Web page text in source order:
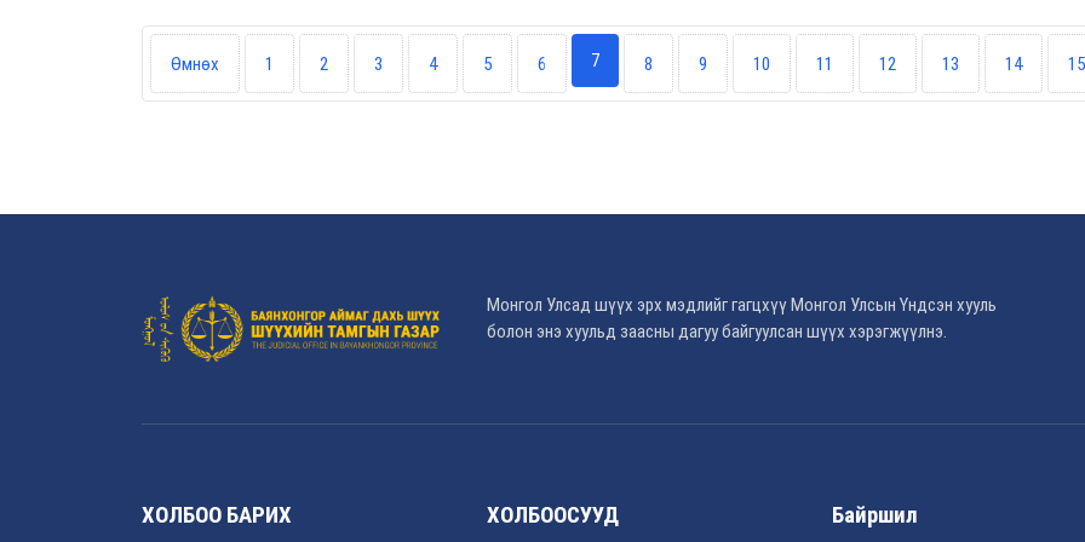
Өмнөх 1 2 3 4 5 6 7 8 9 10 11 12 13 14 15
Монгол Улсад шүүх эрх мэдлийг гагцхүү Монгол Улсын Үндсэн хууль
болон энэ хуульд заасны дагуу байгуулсан шүүх хэрэгжүүлнэ.
ХОЛБОО БАРИХ ХОЛБООСУУД Байршил